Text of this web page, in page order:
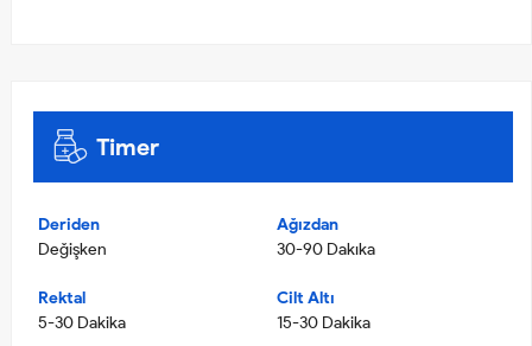
Timer
Deriden
Değişken
Ağızdan
30-90 Dakıka
Rektal
5-30 Dakika
Cilt Altı
15-30 Dakika